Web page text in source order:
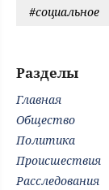
#социальное
Разделы
Главная
Общество
Политика
Происшествия
Расследования